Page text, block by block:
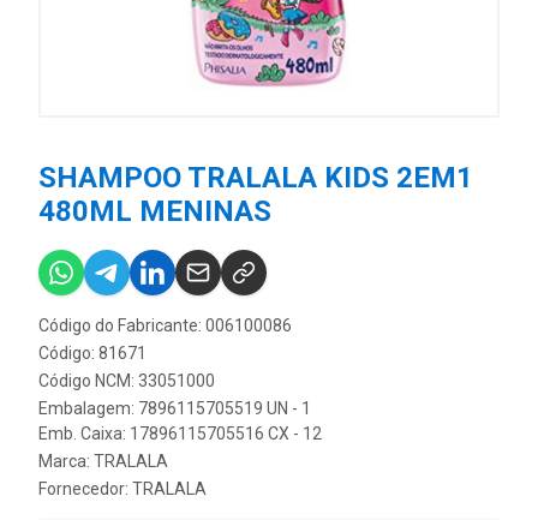
SHAMPOO TRALALA KIDS 2EM1
480ML MENINAS
Código do Fabricante: 006100086
Código: 81671
Código NCM: 33051000
Embalagem: 7896115705519 UN - 1
Emb. Caixa: 17896115705516 CX - 12
Marca: TRALALA
Fornecedor: TRALALA